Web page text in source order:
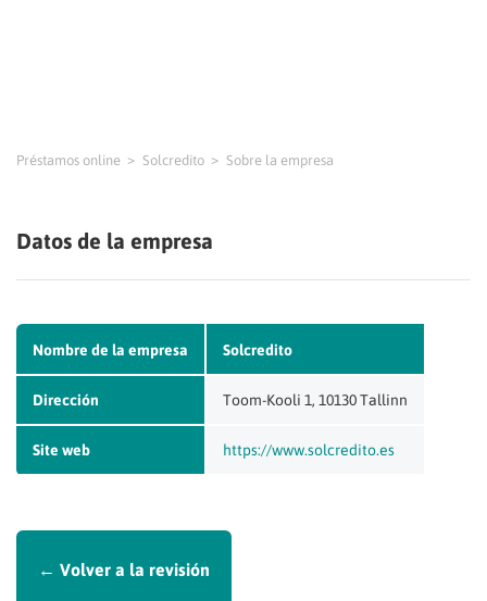
Préstamos online Solcredito Sobre la empresa
Datos de la empresa
Nombre de la empresa Solcredito
Dirección Toom-Kooli 1, 10130 Tallinn
Site web https://www.solcredito.es
← Volver a la revisión